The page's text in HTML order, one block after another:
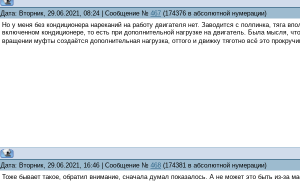
Дата: Вторник, 29.06.2021, 08:24 | Сообщение № 467 (174376 в абсолютной нумерации)
Но у меня без кондиционера нареканий на работу двигателя нет. Заводится с полпинка, тяга
включенном кондиционере, то есть при дополнительной нагрузке на двигатель. Была мысля,
вращении муфты создаётся дополнительная нагрузка, оттого и движку тяготно всё это
Дата: Вторник, 29.06.2021, 16:46 | Сообщение № 468 (174381 в абсолютной нумерации)
Тоже бывает такое, обратил внимание, сначала думал показалось. А не может это быть из-за